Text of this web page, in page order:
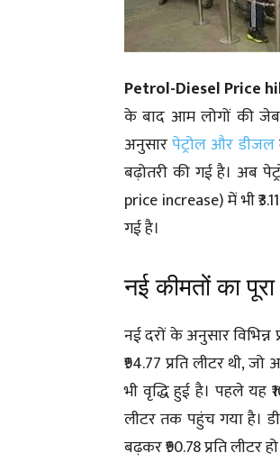
Petrol-Diesel Price
के बाद आम लोगों की
अनुसारपेट्रोल और डीजल
बढ़ोतरी की गई है। अब
price increase) में भी
गई है।
नई कीमतों का
नई दरों के अनुसार
₹94.77 प्रति लीटर थी,
भी वृद्धि हुई है। पहले यह
लीटर तक पहुंच गया है।
बढ़कर ₹90.78 प्रति